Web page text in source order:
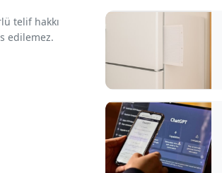
telif hakkı
edilemez.